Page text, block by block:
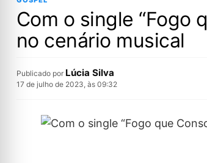
Com o single “Fogo
no cenário musical
Publicado por Lúcia Silva
17 de julho de 2023, às 09:32